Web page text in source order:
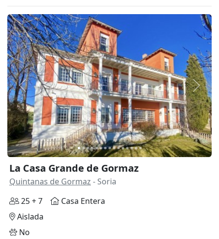
Anterior
La Casa Grande de Gormaz
Quintanas de Gormaz - Soria
25 + 7
Casa Entera
Aislada
No